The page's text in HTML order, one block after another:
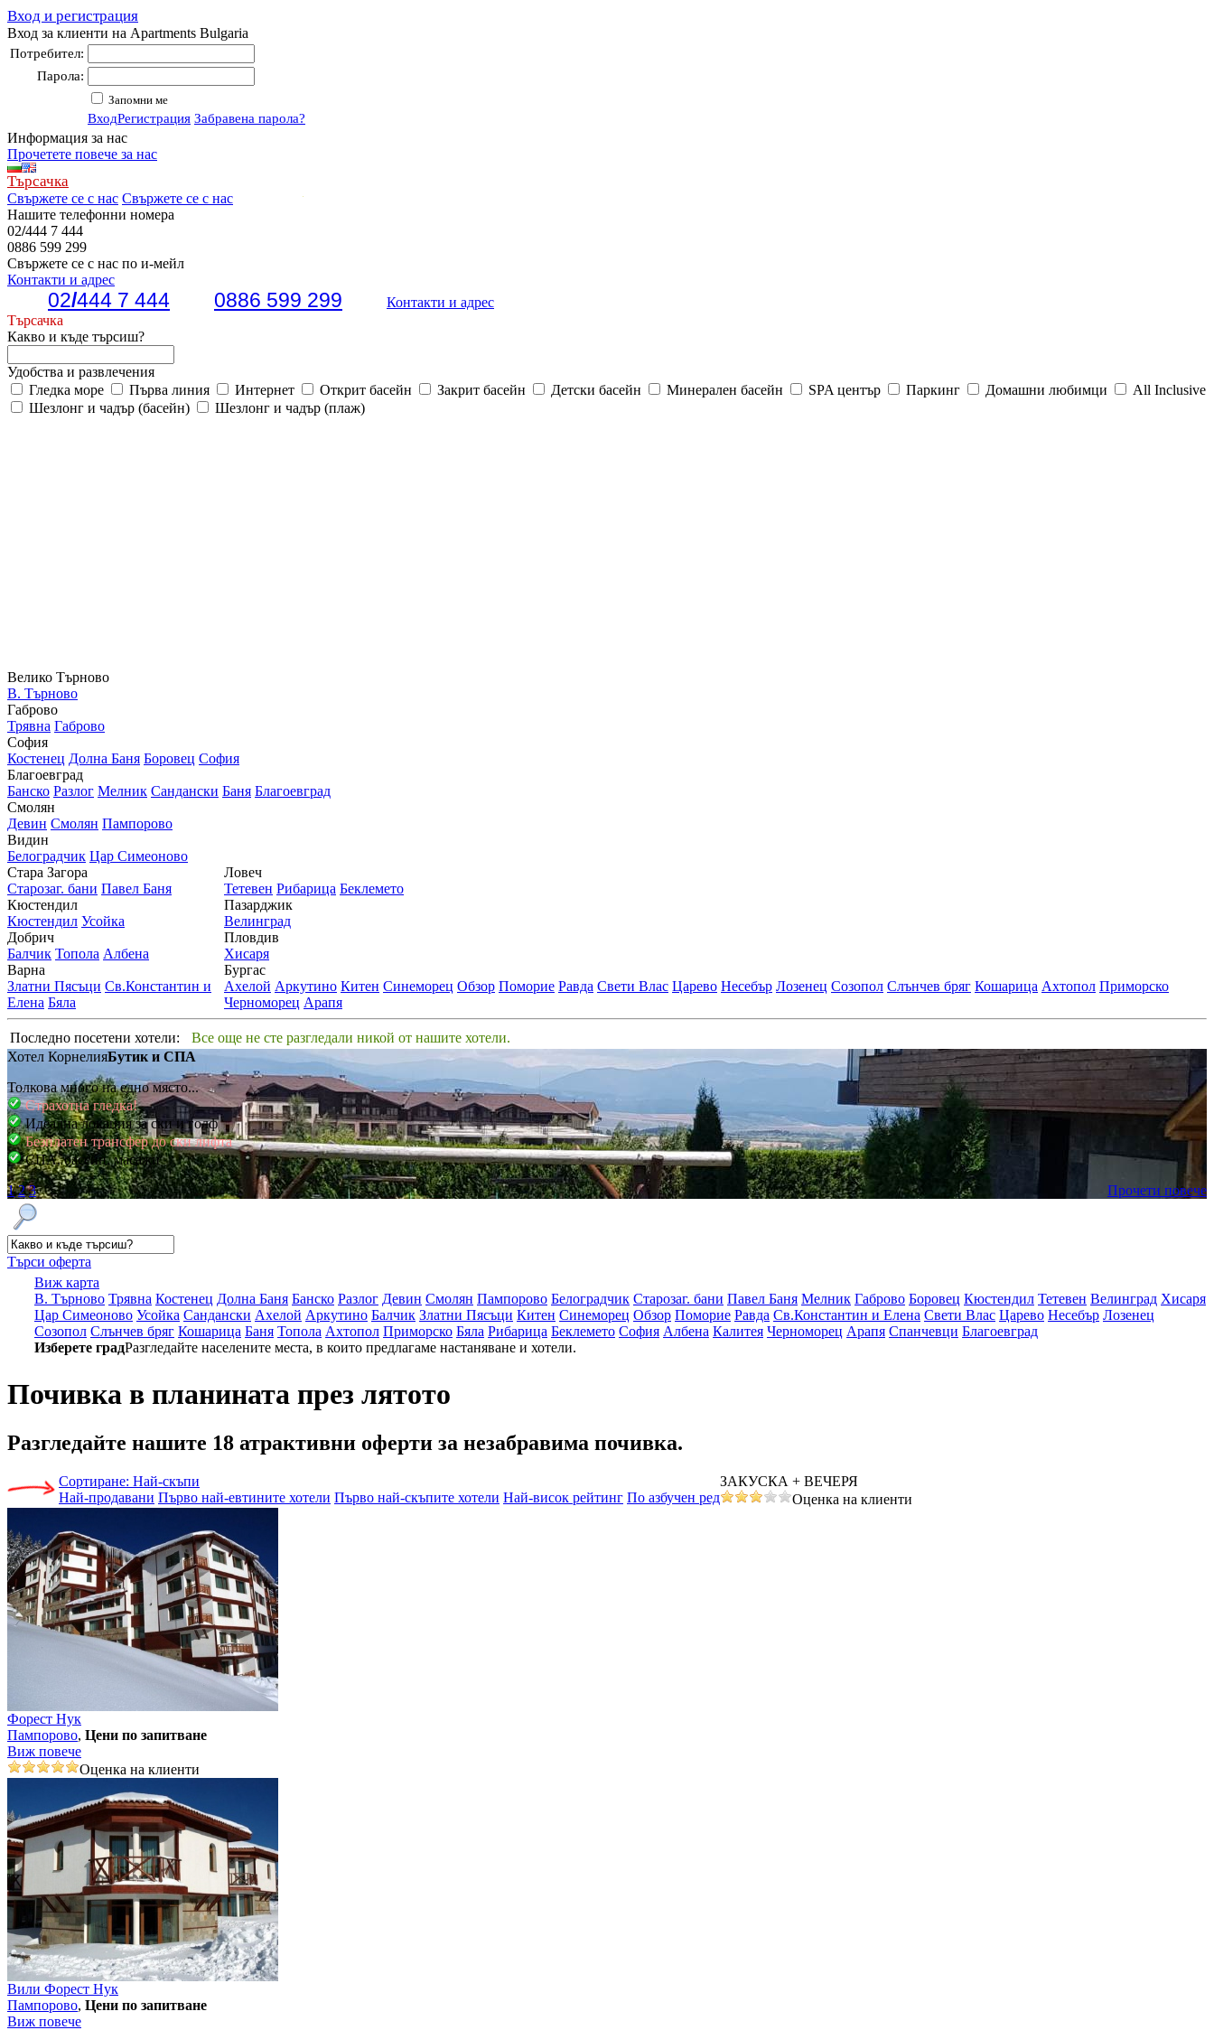
Вход и регистрация
Вход за клиенти на Apartments Bulgaria
Потребител:
Парола:
Запомни ме
ВходРегистрация Забравена парола?
Информация за нас
Прочетете повече за нас
Търсачка
Свържете се с нас Свържете се с нас
Нашите телефонни номера
02/444 7 444
0886 599 299
Свържете се с нас по и-мейл
Контакти и адрес
02/444 7 444 0886 599 299
Контакти и адрес
Търсачка
Какво и къде търсиш?
Удобства и развлечения
Гледка море
Първа линия Интернет Открит басейн Закрит басейн Детски басейн Минерален басейн SPA център Паркинг Домашни любимци
All Inclusive
Шезлонг и чадър (басейн)
Шезлонг и чадър (плаж)
Велико Търново
В. Търново
Габрово
Трявна Габрово
София
Костенец Долна Баня Боровец София
Благоевград
Банско Разлог Мелник Сандански Баня Благоевград
Смолян
Девин Смолян Пампорово
Видин
Белоградчик Цар Симеоново
Стара Загора
Старозаг. бани Павел Баня
Кюстендил
Кюстендил Усойка
Добрич
Балчик Топола Албена
Варна
Златни Пясъци Св.Константин и
Елена Бяла
Ловеч
Тетевен Рибарица Беклемето
Пазарджик
Велинград
Пловдив
Хисаря
Бургас
Ахелой Аркутино Китен Синеморец Обзор Поморие Равда Свети Влас Царево Несебър Лозенец Созопол Слънчев бряг Кошарица Ахтопол Приморско
Черноморец Арапя
Последно посетени хотели:
Все още не сте разгледали никой от нашите хотели.
Хотел КорнелияБутик и СПА
Толкова много на едно място...
Страхотна гледка!
Идеална локация за ски и голф
Безплатен трансфер до ски лифта
СПА, басейн, масажи
Прочети повече
1 2 3
Търси оферта
Виж карта
В. Търново Трявна Костенец Долна Баня Банско Разлог Девин Смолян Пампорово Белоградчик Старозаг. бани Павел Баня Мелник Габрово Боровец Кюстендил Тетевен Велинград Хисаря
Цар Симеоново Усойка Сандански Ахелой Аркутино Балчик Златни Пясъци Китен Синеморец Обзор Поморие Равда Св.Константин и Елена Свети Влас Царево Несебър Лозенец
Созопол Слънчев бряг Кошарица Баня Топола Ахтопол Приморско Бяла Рибарица Беклемето София Албена Калитея Черноморец Арапя Спанчевци Благоевград
Изберете градРазгледайте населените места, в които предлагаме настаняване и хотели.
Почивка в планината през лятото
Разгледайте нашите 18 атрактивни оферти за незабравима почивка.
Сортиране: Най-скъпи
Най-продавани Първо най-евтините хотели Първо най-скъпите хотели Най-висок рейтинг По азбучен ред
ЗАКУСКА + ВЕЧЕРЯ
Оценка на клиенти
Форест Нук
Пампорово, Цени по запитване
Виж повече
Оценка на клиенти
Вили Форест Нук
Пампорово, Цени по запитване
Виж повече